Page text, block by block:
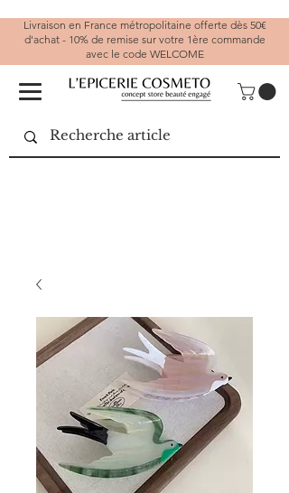
Livraison en France métropolitaine offerte dès 50€
d'achat - 10% de remise sur votre 1ère commande
avec le code WELCOME